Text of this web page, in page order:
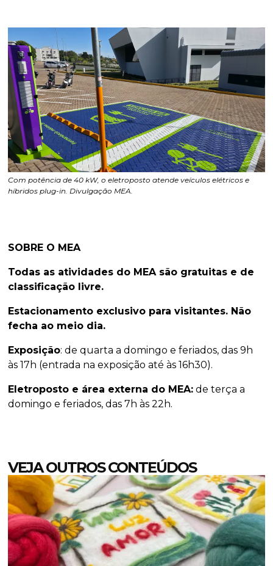
Com potência de 40 kW, o eletroposto atende veículos elétricos e
híbridos plug-in. Divulgação MEA.
SOBRE O MEA
‍Todas as atividades do MEA são gratuitas e de
classificação livre.
Estacionamento exclusivo para visitantes. Não
fecha ao meio dia.
Exposição: de quarta a domingo e feriados, das 9h
às 17h (entrada na exposição até às 16h30).
Eletroposto e área externa do MEA: de terça a
domingo e feriados, das 7h às 22h.
VEJA OUTROS CONTEÚDOS